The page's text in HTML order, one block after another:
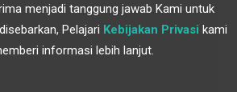
menjadi tanggung jawab Kami untuk
Pelajari Kebijakan Privasi kami
informasi lebih lanjut.